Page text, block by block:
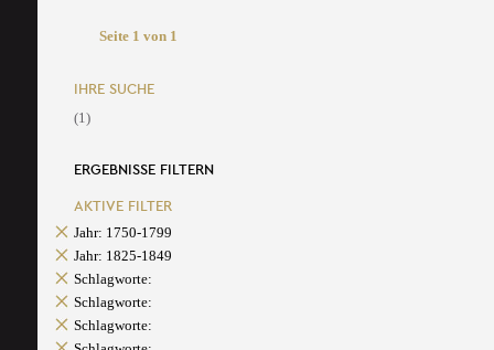
Seite 1 von 1
IHRE SUCHE
(1)
ERGEBNISSE FILTERN
AKTIVE FILTER
Jahr: 1750-1799
Jahr: 1825-1849
Schlagworte:
Schlagworte:
Schlagworte: